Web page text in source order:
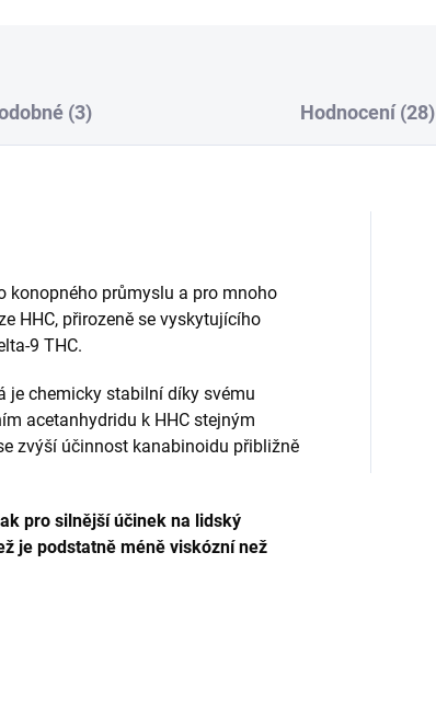
(3) Hodnocení (28)
konopného průmyslu a pro mnoho
HHC, přirozeně se vyskytujícího
9 THC.
je chemicky stabilní díky svému
acetanhydridu k HHC stejným
zvýší účinnost kanabinoidu přibližně
pro silnější účinek na lidský
je podstatně méně viskózní než